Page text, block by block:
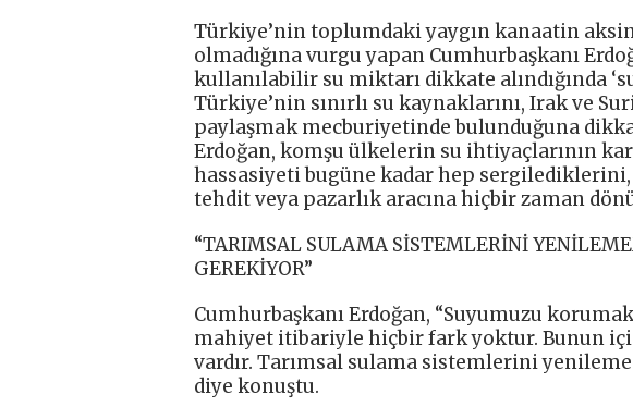
Türkiye’nin toplumdaki yaygın kanaatin
olmadığına vurgu yapan Cumhurbaşkanı
kullanılabilir su miktarı dikkate alındığında
Türkiye’nin sınırlı su kaynaklarını, Irak ve
paylaşmak mecburiyetinde bulunduğuna
Erdoğan, komşu ülkelerin su ihtiyaçlarının
hassasiyeti bugüne kadar hep
tehdit veya pazarlık aracına hiçbir zaman
“TARIMSAL SULAMA SİSTEMLERİNİ
GEREKİYOR”
Cumhurbaşkanı Erdoğan, “Suyumuzu
mahiyet itibariyle hiçbir fark yoktur. Bunun
vardır. Tarımsal sulama sistemlerini
diye konuştu.